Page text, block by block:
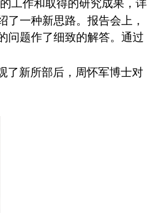
工作和取得的研究成果，详
一种新思路。报告会上，
问题作了细致的解答。通过
了新所部后，周怀军博士对